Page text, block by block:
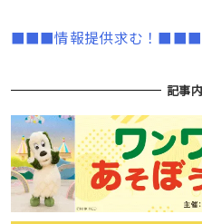
■■■情報提供求む！■■■
記事